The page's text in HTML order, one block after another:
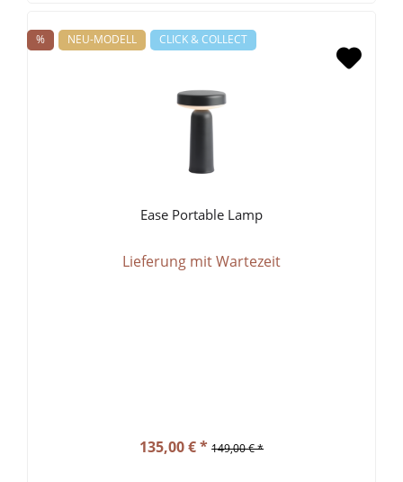
% NEU-MODELL CLICK & COLLECT
Ease Portable Lamp
Lieferung mit Wartezeit
135,00 € * 149,00 € *